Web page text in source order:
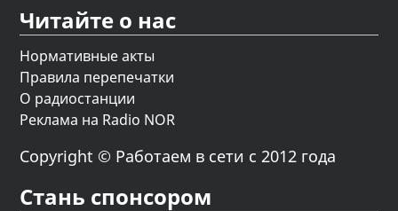
Читайте о нас
Нормативные акты
Правила перепечатки
О радиостанции
Реклама на Radio NOR
Copyright © Работаем в сети с 2012 года
Стань спонсором